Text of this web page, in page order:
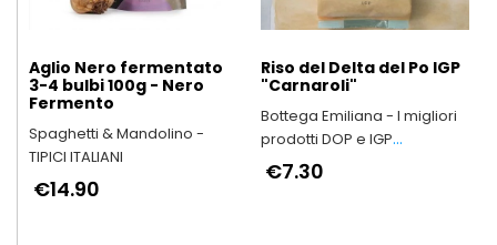
Aglio Nero fermentato
3-4 bulbi 100g - Nero
Fermento
Spaghetti & Mandolino -
TIPICI ITALIANI
€14.90
Riso del Delta del Po IGP
"Carnaroli"
Bottega Emiliana - I migliori
prodotti DOP e IGP
dell'Emilia-Romagna
€7.30